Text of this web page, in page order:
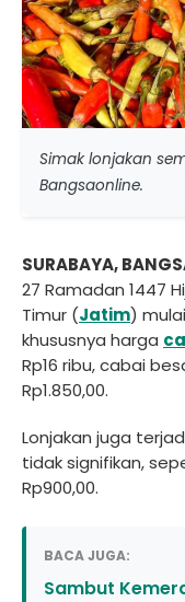
Simak lonjakan
Bangsaonline.
SURABAYA,
27 Ramadan 1447
Timur (Jatim)
khususnya harga
Rp16 ribu, cabai
Rp1.850,00.
Lonjakan juga
tidak signifikan,
Rp900,00.
BACA JUGA:
Sambut